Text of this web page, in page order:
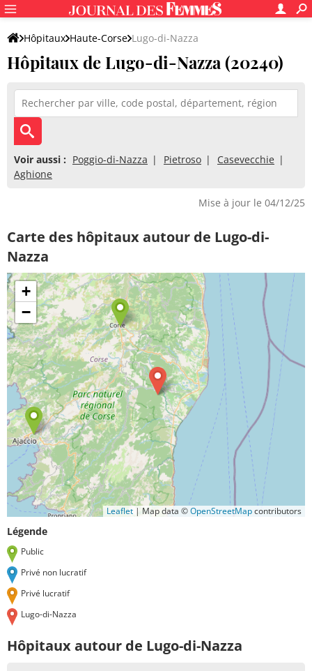
Hôpitaux Haute-Corse Lugo-di-Nazza
Hôpitaux de Lugo-di-Nazza (20240)
Voir aussi : Poggio-di-Nazza Pietroso
Casevecchie
Aghione
Mise à jour le 04/12/25
Carte des hôpitaux autour de Lugo-di-
Nazza
+
−
Leaflet | Map data ©OpenStreetMapcontributors
Légende
Public
Privé non lucratif
Privé lucratif
Lugo-di-Nazza
Hôpitaux autour de Lugo-di-Nazza